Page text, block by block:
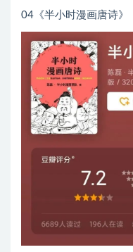
04《半小时漫画唐诗》